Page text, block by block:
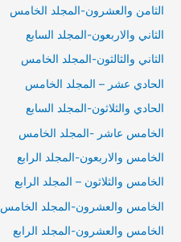
الثامن والعشرون-المجلد الخامس
الثاني والاربعون-المجلد السابع
الثاني والثالثون-المجلد الخامس
الحادي عشر – المجلد الخامس
الحادي والثلاثون-المجلد السابع
الخامس عاشر -المجلد الخامس
الخامس والاربعون-المجلد الرابع
الخامس والثلاثون – المجلد الرابع
الخامس والعشرون-المجلد الخامس
الخامس والعشرون-المجلد الرابع